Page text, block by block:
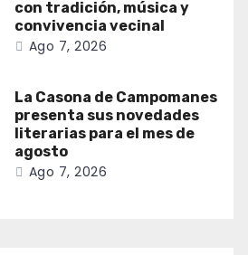
con tradición, música y
convivencia vecinal
Ago 7, 2026
La Casona de Campomanes
presenta sus novedades
literarias para el mes de
agosto
Ago 7, 2026